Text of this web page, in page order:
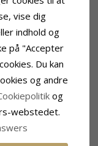
mm
vise dig
indhold og
på "Accepter
Du kan
og andre
og
webstedet.